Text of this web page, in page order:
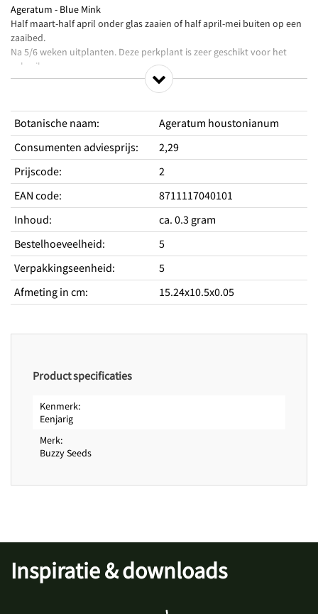
Ageratum - Blue Mink
Half maart-half april onder glas zaaien of half april-mei buiten op een
zaaibed.
Na 5/6 weken uitplanten. Deze perkplant is zeer geschikt voor het
gebruik
in borders, randen, bloembakken of potten.
Productkenmerken
Rijkbloeiend
Zeer geschikt voor borders, randen en potten
Lang bloeiend
Standplaats
Standplaats licht
Zon
Hoogte
Type
Periodes
Zaaitijd binnen van
januari
Zaaitijd binnen tot
Bloeitijd van
mei
Zaadkenmerken
Botanische naam:
Ageratum houstonianum
Consumenten adviesprijs:
2,29
Prijscode:
2
EAN code:
8711117040101
Inhoud:
ca. 0.3 gram
Bestelhoeveelheid:
5
Verpakkingseenheid:
5
Afmeting in cm: 15.24x10.5x0.05
Product specificaties
Kenmerk
Eenjarig
Merk
Buzzy Seeds
Inspiratie & downloads